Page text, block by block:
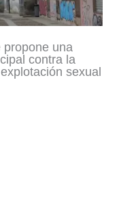
una
contra la
sexual